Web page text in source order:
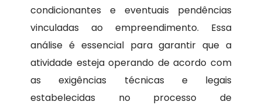
condicionantes e eventuais pendências
vinculadas ao empreendimento. Essa
análise é essencial para garantir que a
atividade esteja operando de acordo com
as exigências técnicas e legais
estabelecidas no processo de